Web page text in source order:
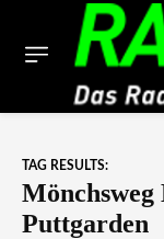
TAG RESULTS:
Mönchsweg
Puttgarden